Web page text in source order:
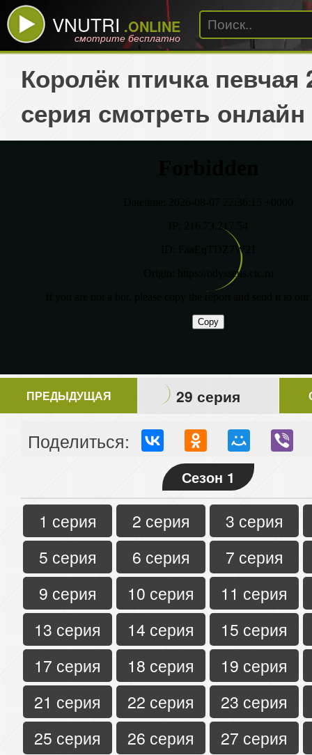
VNUTRI .ONLINE
смотрите бесплатно
Королёк птичка певчая
серия смотреть онлайн
ПРЕДЫДУЩАЯ 29 серия
Поделиться:
Сезон 1
1 серия 2 серия
3 серия
5 серия
6 серия
7 серия
9 серия
10 серия
11 серия
13 серия
14 серия
15 серия
17 серия
18 серия
19 серия
21 серия
22 серия
23 серия
25 серия
26 серия
27 серия